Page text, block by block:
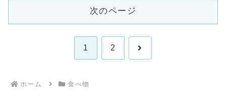
次のページ
1 2 次
ホーム 食べ物